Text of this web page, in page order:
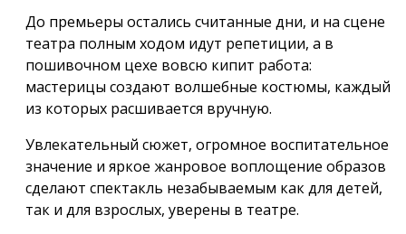
До премьеры остались считанные дни, и на сцене
театра полным ходом идут репетиции, а в
пошивочном цехе вовсю кипит работа:
мастерицы создают волшебные костюмы, каждый
из которых расшивается вручную.
Увлекательный сюжет, огромное воспитательное
значение и яркое жанровое воплощение образов
сделают спектакль незабываемым как для детей,
так и для взрослых, уверены в театре.